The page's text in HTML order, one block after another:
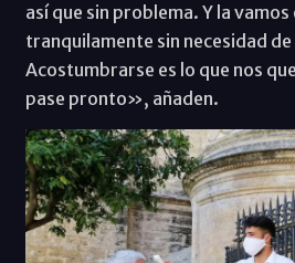
así que sin problema. Y la
tranquilamente sin necesidad
Acostumbrarse es lo que nos
pase pronto», añaden.